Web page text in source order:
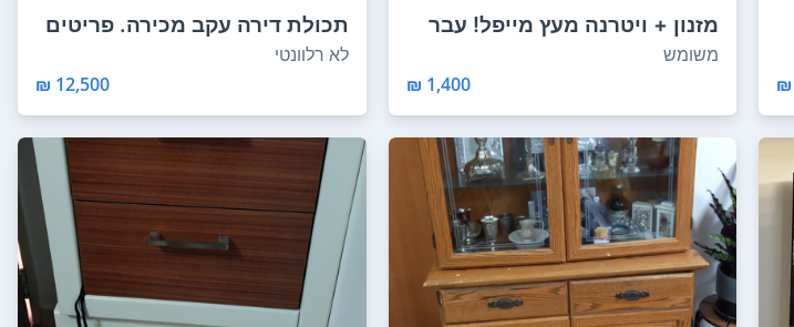
מזנון + ויטרנה מעץ מייפל! עבר
צביעה ידני...
משומש
1,400 ₪
תכולת דירה עקב מכירה. פריטים
מעולים חלקם...
לא רלוונטי
12,500 ₪